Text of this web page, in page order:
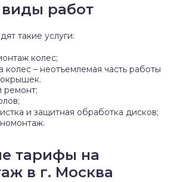
работ
такие услуги:
колес;
колес – неотъемлемая часть работы
ремонт;
и защитная обработка дисков;
тарифы на
в г. Москва